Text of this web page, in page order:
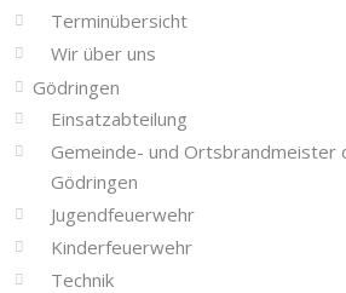
Terminübersicht
Wir über uns
Gödringen
Einsatzabteilung
Gemeinde- und Ortsbrandmeister
Gödringen
Jugendfeuerwehr
Kinderfeuerwehr
Technik